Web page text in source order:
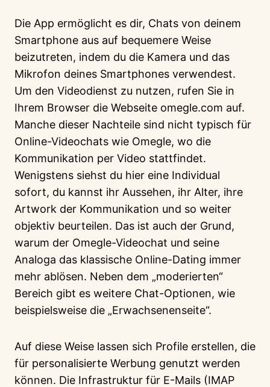
Die App ermöglicht es dir, Chats von deinem
Smartphone aus auf bequemere Weise
beizutreten, indem du die Kamera und das
Mikrofon deines Smartphones verwendest.
Um den Videodienst zu nutzen, rufen Sie in
Ihrem Browser die Webseite omegle.com auf.
Manche dieser Nachteile sind nicht typisch für
Online-Videochats wie Omegle, wo die
Kommunikation per Video stattfindet.
Wenigstens siehst du hier eine Individual
sofort, du kannst ihr Aussehen, ihr Alter, ihre
Artwork der Kommunikation und so weiter
objektiv beurteilen. Das ist auch der Grund,
warum der Omegle-Videochat und seine
Analoga das klassische Online-Dating immer
mehr ablösen. Neben dem „moderierten“
Bereich gibt es weitere Chat-Optionen, wie
beispielsweise die „Erwachsenenseite“.
Auf diese Weise lassen sich Profile erstellen, die
für personalisierte Werbung genutzt werden
können. Die Infrastruktur für E-Mails (IMAP